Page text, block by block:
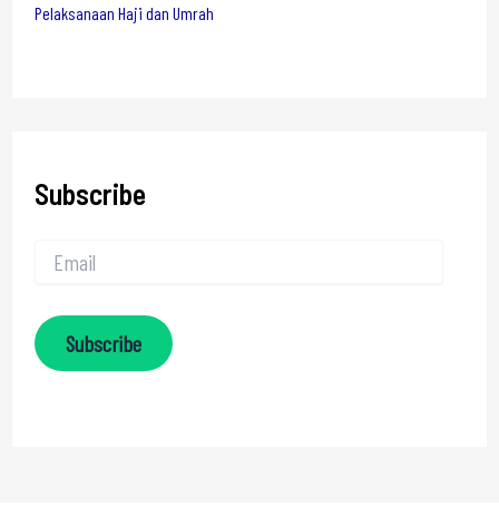
Pelaksanaan Haji dan Umrah
Subscribe
Subscribe